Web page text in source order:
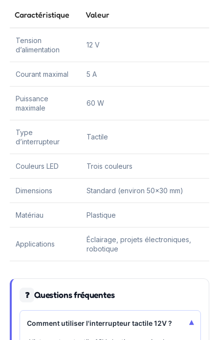
Caractéristique Valeur
Tension
d’alimentation
12 V
Courant maximal 5 A
Puissance
maximale
60 W
Type
d’interrupteur
Tactile
Couleurs LED Trois couleurs
Dimensions Standard (environ 50×30 mm)
Matériau Plastique
Applications
Éclairage, projets électroniques,
robotique
❓ Questions fréquentes
Comment utiliser l'interrupteur tactile 12V ? ▾